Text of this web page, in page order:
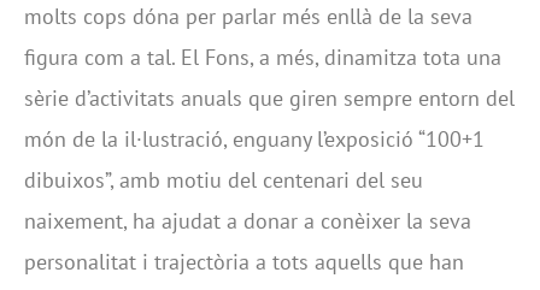
molts cops dóna per parlar més enllà de la seva
figura com a tal. El Fons, a més, dinamitza tota una
sèrie d’activitats anuals que giren sempre entorn del
món de la il·lustració, enguany l’exposició “100+1
dibuixos”, amb motiu del centenari del seu
naixement, ha ajudat a donar a conèixer la seva
personalitat i trajectòria a tots aquells que han